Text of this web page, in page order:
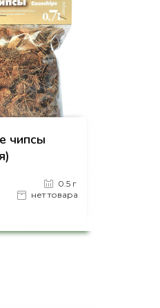
чипсы
0.5 г
нет товара